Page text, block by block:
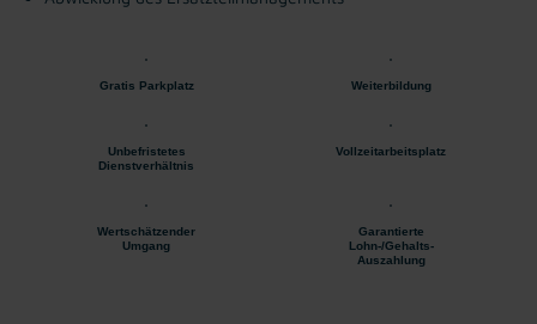
Gratis Parkplatz Weiterbildung
Unbefristetes
Dienstverhältnis
Vollzeitarbeitsplatz
Wertschätzender
Umgang
Garantierte
Lohn-/Gehalts-
Auszahlung